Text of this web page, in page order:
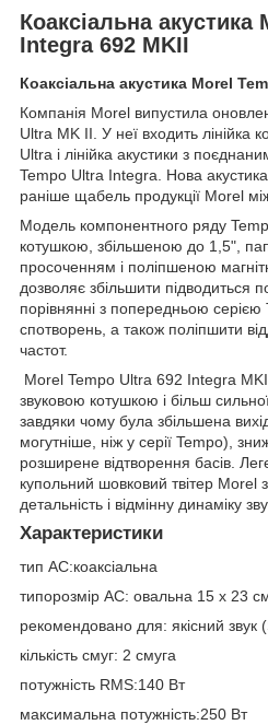
Коаксіальна
Integra 692 MKII
Коаксіальна акустика Morel
Компанія Morel випустила
Ultra MK II. У неї входить лінійка
Ultra і лінійка акустики з
Tempo Ultra Integra. Нова
раніше щабель продукції Morel
Модель компонентного ряду
котушкою, збільшеною до 1,5",
просоченням і поліпшеною
дозволяє збільшити підводиться
порівнянні з попередньою серією
спотворень, а також поліпшити
частот.
Morel Tempo Ultra 692 Integra
звуковою котушкою і більш
завдяки чому була збільшена
могутніше, ніж у серії Tempo),
розширене відтворення басів.
купольний шовковий твітер Morel
детальність і відмінну динаміку
Характеристики
тип АС:коаксіальна
типорозмір АС: овальна 15 х 23
рекомендовано для: якісний звук
кількість смуг: 2 смуга
потужність RMS:140 Вт
максимальна потужність:250 Вт